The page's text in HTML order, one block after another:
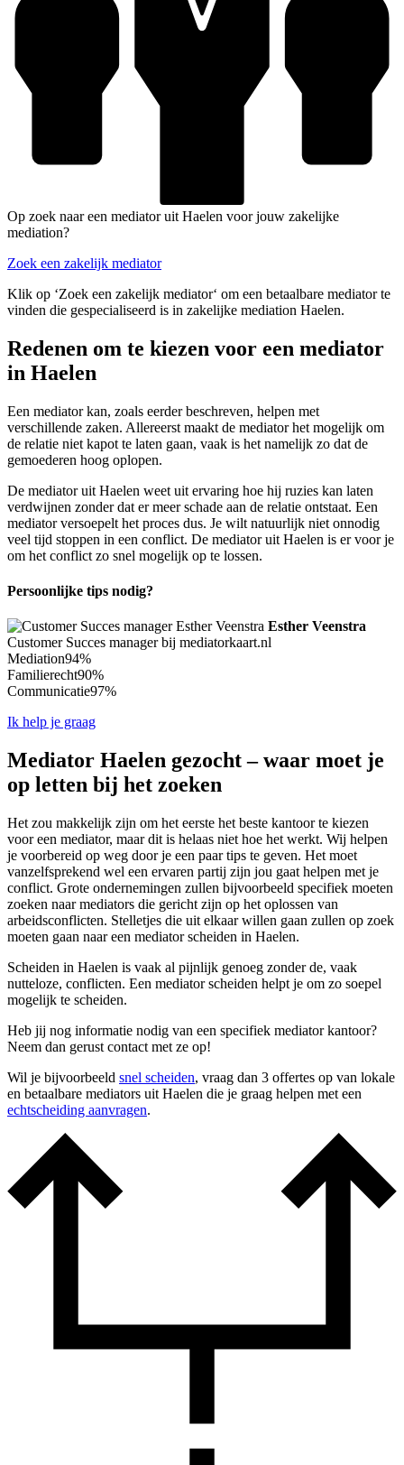
Op zoek naar een mediator uit Haelen voor jouw zakelijke
mediation?
Zoek een zakelijk mediator
Klik op ‘Zoek een zakelijk mediator‘ om een betaalbare mediator te
vinden die gespecialiseerd is in zakelijke mediation Haelen.
Redenen om te kiezen voor een mediator
in Haelen
Een mediator kan, zoals eerder beschreven, helpen met
verschillende zaken. Allereerst maakt de mediator het mogelijk om
de relatie niet kapot te laten gaan, vaak is het namelijk zo dat de
gemoederen hoog oplopen.
De mediator uit Haelen weet uit ervaring hoe hij ruzies kan laten
verdwijnen zonder dat er meer schade aan de relatie ontstaat. Een
mediator versoepelt het proces dus. Je wilt natuurlijk niet onnodig
veel tijd stoppen in een conflict. De mediator uit Haelen is er voor je
om het conflict zo snel mogelijk op te lossen.
Persoonlijke tips nodig?
Esther Veenstra
Customer Succes manager bij mediatorkaart.nl
Mediation94%
Familierecht90%
Communicatie97%
Ik help je graag
Mediator Haelen gezocht – waar moet je
op letten bij het zoeken
Het zou makkelijk zijn om het eerste het beste kantoor te kiezen
voor een mediator, maar dit is helaas niet hoe het werkt. Wij helpen
je voorbereid op weg door je een paar tips te geven. Het moet
vanzelfsprekend wel een ervaren partij zijn jou gaat helpen met je
conflict. Grote ondernemingen zullen bijvoorbeeld specifiek moeten
zoeken naar mediators die gericht zijn op het oplossen van
arbeidsconflicten. Stelletjes die uit elkaar willen gaan zullen op zoek
moeten gaan naar een mediator scheiden in Haelen.
Scheiden in Haelen is vaak al pijnlijk genoeg zonder de, vaak
nutteloze, conflicten. Een mediator scheiden helpt je om zo soepel
mogelijk te scheiden.
Heb jij nog informatie nodig van een specifiek mediator kantoor?
Neem dan gerust contact met ze op!
Wil je bijvoorbeeld snel scheiden, vraag dan 3 offertes op van lokale
en betaalbare mediators uit Haelen die je graag helpen met een
echtscheiding aanvragen.